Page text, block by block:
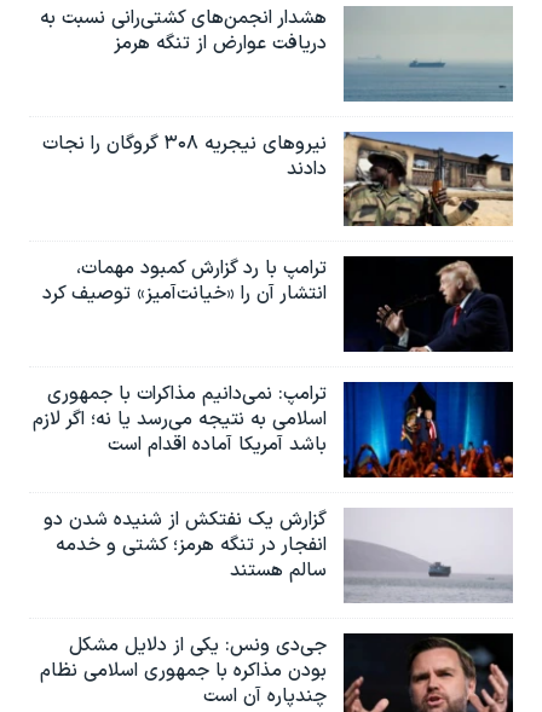
هشدار انجمن‌های کشتی‌رانی نسبت به
دریافت عوارض از تنگه هرمز
نیروهای نیجریه‌ ۳۰۸ گروگان را نجات
دادند
ترامپ با رد گزارش کمبود مهمات،
انتشار آن را «خیانت‌آمیز» توصیف کرد
ترامپ: نمی‌دانیم مذاکرات با جمهوری
اسلامی به نتیجه می‌رسد یا نه؛ اگر لازم
باشد آمریکا آماده اقدام است
گزارش یک نفتکش از شنیده شدن دو
انفجار در تنگه هرمز؛ کشتی و خدمه
سالم هستند
جی‌دی ونس: یکی از دلایل مشکل
بودن مذاکره با جمهوری اسلامی نظام
چندپاره آن است